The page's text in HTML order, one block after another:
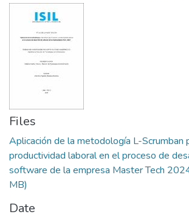
Files
Aplicación de la metodología L-Scrumban
productividad laboral en el proceso de
software de la empresa Master Tech
MB)
Date